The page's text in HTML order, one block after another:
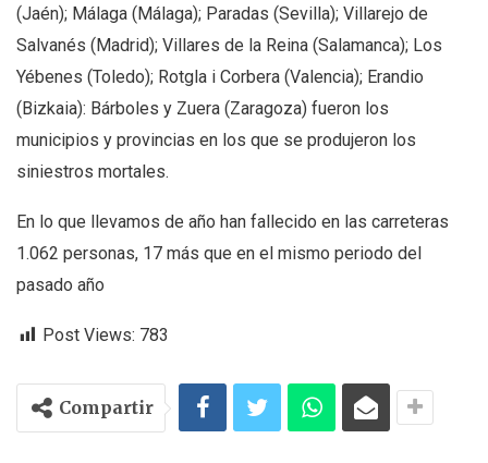
(Jaén); Málaga (Málaga); Paradas (Sevilla); Villarejo de
Salvanés (Madrid); Villares de la Reina (Salamanca); Los
Yébenes (Toledo); Rotgla i Corbera (Valencia); Erandio
(Bizkaia): Bárboles y Zuera (Zaragoza) fueron los
municipios y provincias en los que se produjeron los
siniestros mortales.
En lo que llevamos de año han fallecido en las carreteras
1.062 personas, 17 más que en el mismo periodo del
pasado año
Post Views: 783
Compartir